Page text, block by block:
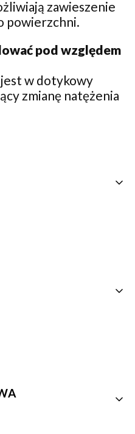
zawieszenie
powierzchni.
pod względem
jest w dotykowy
zmianę natężenia